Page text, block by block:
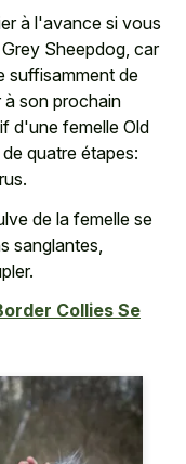
à l'avance si vous
Sheepdog, car
suffisamment de
à son prochain
d'une femelle Old
quatre étapes:
de la femelle se
sanglantes,
Collies Se